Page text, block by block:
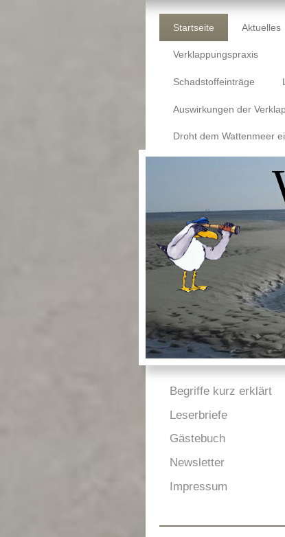
Startseite Aktuelles
Verklappungspraxis
Schadstoffeinträge
Auswirkungen der
Droht dem Wattenmeer
Begriffe kurz erklärt
Leserbriefe
Gästebuch
Newsletter
Impressum